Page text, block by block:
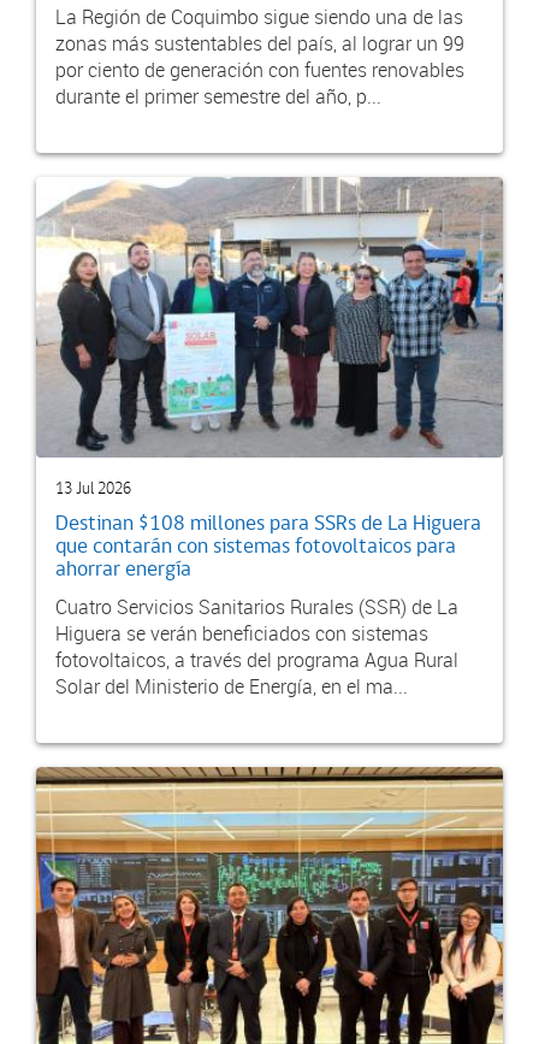
La Región de Coquimbo sigue siendo una de las
zonas más sustentables del país, al lograr un 99
por ciento de generación con fuentes renovables
durante el primer semestre del año, p...
13 Jul 2026
Destinan $108 millones para SSRs de La Higuera
que contarán con sistemas fotovoltaicos para
ahorrar energía
Cuatro Servicios Sanitarios Rurales (SSR) de La
Higuera se verán beneficiados con sistemas
fotovoltaicos, a través del programa Agua Rural
Solar del Ministerio de Energía, en el ma...